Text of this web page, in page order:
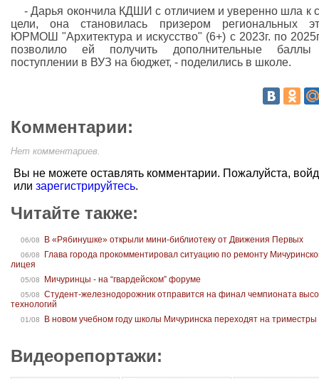
- Дарья окончила КДШИ с отличием и уверенно шла к
цели, она становилась призером региональных
ЮРМОШ "Архитектура и искусство" (6+) с 2023г. по
позволило ей получить дополнительные
поступлении в ВУЗ на бюджет, - поделились в школе.
Комментарии:
Нет комментариев.
Вы не можете оставлять комментарии. Пожалуйста,
или зарегистрируйтесь.
Читайте также:
06/08 В «Рябинушке» открыли мини-библиотеку от Движения Первых
06/08
Глава города прокомментировал ситуацию по ремонту
лицея
05/08 Мичуринцы - на “гвардейском” форуме
05/08
Студент-железнодорожник отправится на финал чемпионата
технологий
01/08 В новом учебном году школы Мичуринска переходят на триместры
Видеорепортажи: